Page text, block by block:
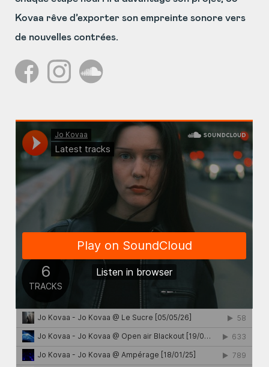
Kovaa rêve d’exporter son empreinte sonore vers
de nouvelles contrées.